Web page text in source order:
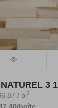
3
6.87 / pi2
boîte